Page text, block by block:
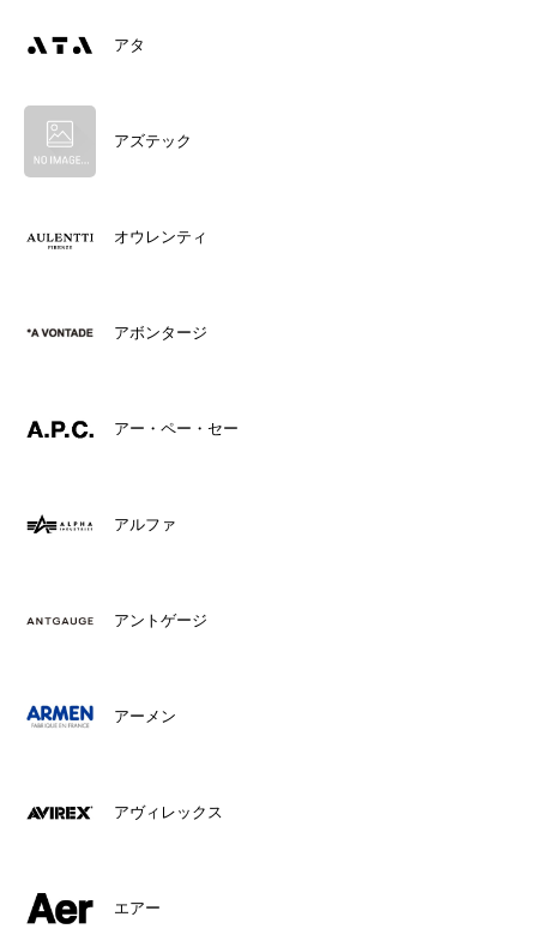
アタ
アズテック
オウレンティ
アボンタージ
アー・ペー・セー
アルファ
アントゲージ
アーメン
アヴィレックス
エアー